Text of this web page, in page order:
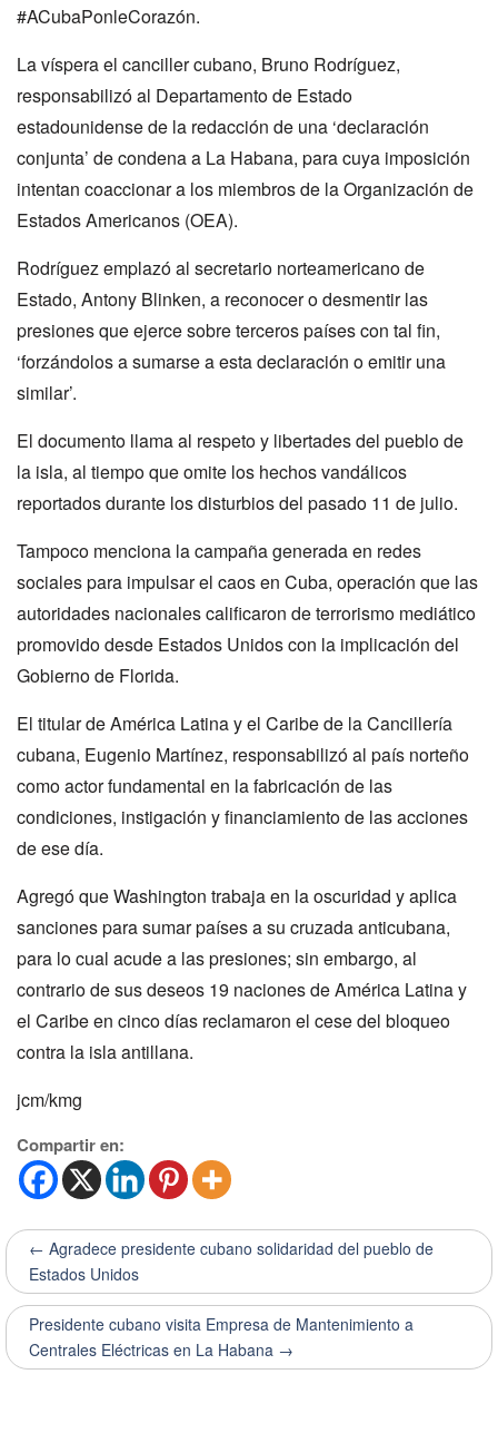
#ACubaPonleCorazón.
La víspera el canciller cubano, Bruno Rodríguez,
responsabilizó al Departamento de Estado
estadounidense de la redacción de una ‘declaración
conjunta’ de condena a La Habana, para cuya imposición
intentan coaccionar a los miembros de la Organización de
Estados Americanos (OEA).
Rodríguez emplazó al secretario norteamericano de
Estado, Antony Blinken, a reconocer o desmentir las
presiones que ejerce sobre terceros países con tal fin,
‘forzándolos a sumarse a esta declaración o emitir una
similar’.
El documento llama al respeto y libertades del pueblo de
la isla, al tiempo que omite los hechos vandálicos
reportados durante los disturbios del pasado 11 de julio.
Tampoco menciona la campaña generada en redes
sociales para impulsar el caos en Cuba, operación que las
autoridades nacionales calificaron de terrorismo mediático
promovido desde Estados Unidos con la implicación del
Gobierno de Florida.
El titular de América Latina y el Caribe de la Cancillería
cubana, Eugenio Martínez, responsabilizó al país norteño
como actor fundamental en la fabricación de las
condiciones, instigación y financiamiento de las acciones
de ese día.
Agregó que Washington trabaja en la oscuridad y aplica
sanciones para sumar países a su cruzada anticubana,
para lo cual acude a las presiones; sin embargo, al
contrario de sus deseos 19 naciones de América Latina y
el Caribe en cinco días reclamaron el cese del bloqueo
contra la isla antillana.
jcm/kmg
Compartir en:
← Agradece presidente cubano solidaridad del pueblo de
Estados Unidos
Presidente cubano visita Empresa de Mantenimiento a
Centrales Eléctricas en La Habana →